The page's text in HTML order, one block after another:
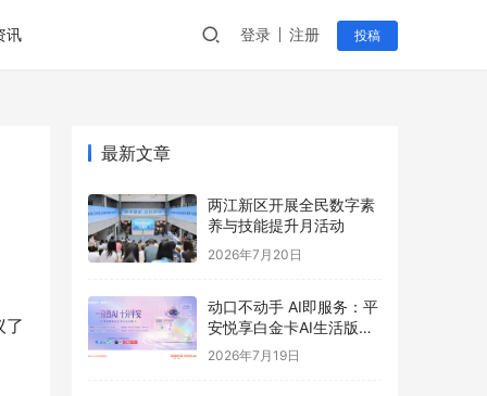
讯 登录 注册 投稿
了
最新文章
两江新区开展全民数字素
养与技能提升月活动
2026年7月20日
动口不动手 AI即服务：平
安悦享白金卡AI生活版升
级用卡新体验
2026年7月19日